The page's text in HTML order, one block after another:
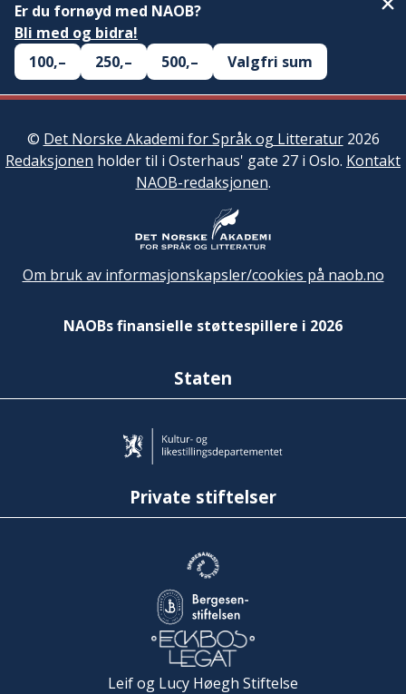
Er du fornøyd med NAOB?
Bli med og bidra!
100,–
250,– 500,– Valgfri sum
© Det Norske Akademi for Språk og Litteratur2026
Redaksjonen holder til i Osterhaus' gate 27 i Oslo. Kontakt
NAOB-redaksjonen.
Om bruk av informasjonskapsler/cookies på naob.no
NAOBs finansielle støttespillere i 2026
Staten
Private stiftelser
Leif og Lucy Høegh Stiftelse